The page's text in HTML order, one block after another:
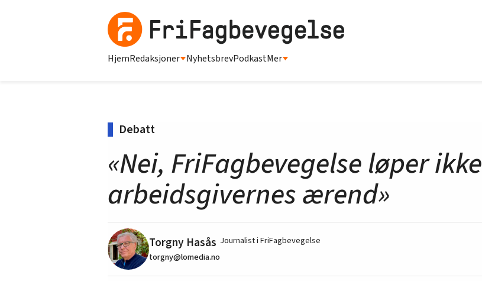
HjemRedaksjoner NyhetsbrevPodkastMer
Debatt
«Nei, FriFagbevegelse løper ikke
arbeidsgivernes ærend»
Torgny Hasås
torgny@lomedia.no
Journalist i FriFagbevegelse